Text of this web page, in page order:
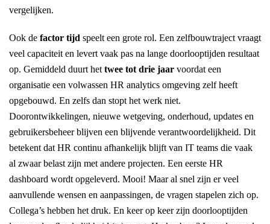
vergelijken.
Ook de factor tijd speelt een grote rol. Een zelfbouwtraject vraagt
veel capaciteit en levert vaak pas na lange doorlooptijden resultaat
op. Gemiddeld duurt het twee tot drie jaar voordat een
organisatie een volwassen HR analytics omgeving zelf heeft
opgebouwd. En zelfs dan stopt het werk niet.
Doorontwikkelingen, nieuwe wetgeving, onderhoud, updates en
gebruikersbeheer blijven een blijvende verantwoordelijkheid. Dit
betekent dat HR continu afhankelijk blijft van IT teams die vaak
al zwaar belast zijn met andere projecten. Een eerste HR
dashboard wordt opgeleverd. Mooi! Maar al snel zijn er veel
aanvullende wensen en aanpassingen, de vragen stapelen zich op.
Collega’s hebben het druk. En keer op keer zijn doorlooptijden